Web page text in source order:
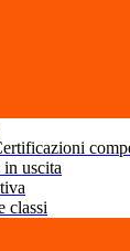
uscita
classi